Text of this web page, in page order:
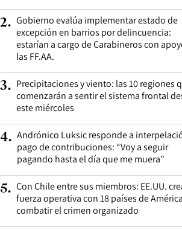
2. Gobierno evalúa implementar estado de
excepción en barrios por delincuencia:
estarían a cargo de Carabineros con
las FF.AA.
3. Precipitaciones y viento: las 10 regiones
comenzarán a sentir el sistema frontal
este miércoles
4. Andrónico Luksic responde a
pago de contribuciones: “Voy a seguir
pagando hasta el día que me muera”
5. Con Chile entre sus miembros: EE.UU.
fuerza operativa con 18 países de
combatir el crimen organizado